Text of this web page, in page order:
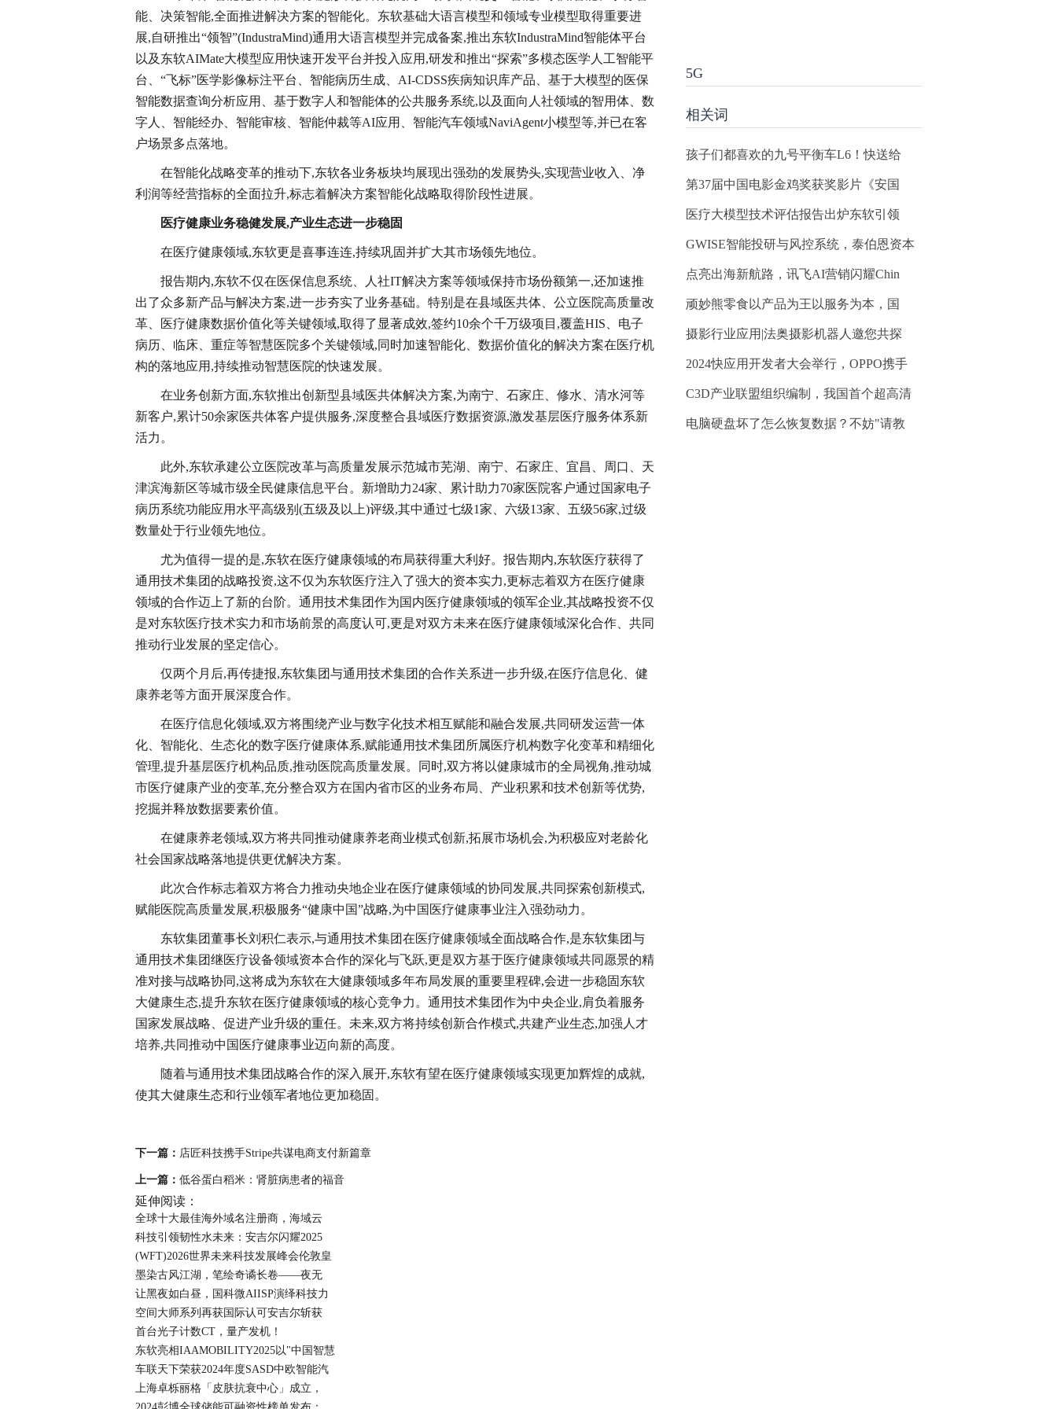
能、决策智能,全面推进解决方案的智能化。东软基础大语言模型和领域专业模型取得重要进
展,自研推出“领智”(IndustraMind)通用大语言模型并完成备案,推出东软IndustraMind智能体平台
以及东软AIMate大模型应用快速开发平台并投入应用,研发和推出“探索”多模态医学人工智能平
台、“飞标”医学影像标注平台、智能病历生成、AI-CDSS疾病知识库产品、基于大模型的医保
智能数据查询分析应用、基于数字人和智能体的公共服务系统,以及面向人社领域的智用体、数
字人、智能经办、智能审核、智能仲裁等AI应用、智能汽车领域NaviAgent小模型等,并已在客
户场景多点落地。
在智能化战略变革的推动下,东软各业务板块均展现出强劲的发展势头,实现营业收入、净
利润等经营指标的全面拉升,标志着解决方案智能化战略取得阶段性进展。
医疗健康业务稳健发展,产业生态进一步稳固
在医疗健康领域,东软更是喜事连连,持续巩固并扩大其市场领先地位。
报告期内,东软不仅在医保信息系统、人社IT解决方案等领域保持市场份额第一,还加速推
出了众多新产品与解决方案,进一步夯实了业务基础。特别是在县域医共体、公立医院高质量改
革、医疗健康数据价值化等关键领域,取得了显著成效,签约10余个千万级项目,覆盖HIS、电子
病历、临床、重症等智慧医院多个关键领域,同时加速智能化、数据价值化的解决方案在医疗机
构的落地应用,持续推动智慧医院的快速发展。
在业务创新方面,东软推出创新型县域医共体解决方案,为南宁、石家庄、修水、清水河等
新客户,累计50余家医共体客户提供服务,深度整合县域医疗数据资源,激发基层医疗服务体系新
活力。
此外,东软承建公立医院改革与高质量发展示范城市芜湖、南宁、石家庄、宜昌、周口、天
津滨海新区等城市级全民健康信息平台。新增助力24家、累计助力70家医院客户通过国家电子
病历系统功能应用水平高级别(五级及以上)评级,其中通过七级1家、六级13家、五级56家,过级
数量处于行业领先地位。
尤为值得一提的是,东软在医疗健康领域的布局获得重大利好。报告期内,东软医疗获得了
通用技术集团的战略投资,这不仅为东软医疗注入了强大的资本实力,更标志着双方在医疗健康
领域的合作迈上了新的台阶。通用技术集团作为国内医疗健康领域的领军企业,其战略投资不仅
是对东软医疗技术实力和市场前景的高度认可,更是对双方未来在医疗健康领域深化合作、共同
推动行业发展的坚定信心。
仅两个月后,再传捷报,东软集团与通用技术集团的合作关系进一步升级,在医疗信息化、健
康养老等方面开展深度合作。
在医疗信息化领域,双方将围绕产业与数字化技术相互赋能和融合发展,共同研发运营一体
化、智能化、生态化的数字医疗健康体系,赋能通用技术集团所属医疗机构数字化变革和精细化
管理,提升基层医疗机构品质,推动医院高质量发展。同时,双方将以健康城市的全局视角,推动城
市医疗健康产业的变革,充分整合双方在国内省市区的业务布局、产业积累和技术创新等优势,
挖掘并释放数据要素价值。
在健康养老领域,双方将共同推动健康养老商业模式创新,拓展市场机会,为积极应对老龄化
社会国家战略落地提供更优解决方案。
此次合作标志着双方将合力推动央地企业在医疗健康领域的协同发展,共同探索创新模式,
赋能医院高质量发展,积极服务“健康中国”战略,为中国医疗健康事业注入强劲动力。
东软集团董事长刘积仁表示,与通用技术集团在医疗健康领域全面战略合作,是东软集团与
通用技术集团继医疗设备领域资本合作的深化与飞跃,更是双方基于医疗健康领域共同愿景的精
准对接与战略协同,这将成为东软在大健康领域多年布局发展的重要里程碑,会进一步稳固东软
大健康生态,提升东软在医疗健康领域的核心竞争力。通用技术集团作为中央企业,肩负着服务
国家发展战略、促进产业升级的重任。未来,双方将持续创新合作模式,共建产业生态,加强人才
培养,共同推动中国医疗健康事业迈向新的高度。
随着与通用技术集团战略合作的深入展开,东软有望在医疗健康领域实现更加辉煌的成就,
使其大健康生态和行业领军者地位更加稳固。
下一篇： 店匠科技携手Stripe共谋电商支付新篇章
上一篇： 低谷蛋白稻米：肾脏病患者的福音
延伸阅读：
全球十大最佳海外域名注册商，海域云
科技引领韧性水未来：安吉尔闪耀2025
(WFT)2026世界未来科技发展峰会伦敦皇
墨染古风江湖，笔绘奇谲长卷——夜无
让黑夜如白昼，国科微AIISP演绎科技力
空间大师系列再获国际认可安吉尔斩获
首台光子计数CT，量产发机！
东软亮相IAAMOBILITY2025以"中国智慧
车联天下荣获2024年度SASD中欧智能汽
上海卓栎丽格「皮肤抗衰中心」成立，
5G
相关词
孩子们都喜欢的九号平衡车L6！快送给
第37届中国电影金鸡奖获奖影片《安国
医疗大模型技术评估报告出炉东软引领
GWISE智能投研与风控系统，泰伯恩资本
点亮出海新航路，讯飞AI营销闪耀Chin
顽妙熊零食以产品为王以服务为本，国
摄影行业应用|法奥摄影机器人邀您共探
2024快应用开发者大会举行，OPPO携手
C3D产业联盟组织编制，我国首个超高清
电脑硬盘坏了怎么恢复数据？不妨"请教